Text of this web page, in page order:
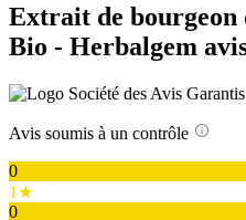
Extrait de
Bio - Herbalgem
Avis soumis à un contrôle
0
1★
0